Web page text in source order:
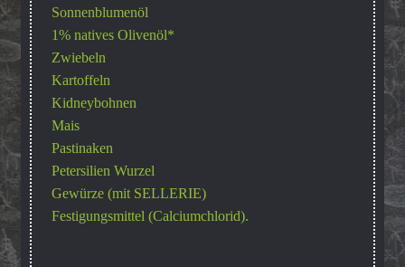
Sonnenblumenöl
1% natives Olivenöl*
Zwiebeln
Kartoffeln
Kidneybohnen
Mais
Pastinaken
Petersilien Wurzel
Gewürze (mit SELLERIE)
Festigungsmittel (Calciumchlorid).